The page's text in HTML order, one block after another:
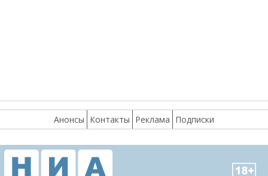
Анонсы Контакты Реклама Подписки